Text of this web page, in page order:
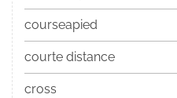
courseapied
courte distance
cross